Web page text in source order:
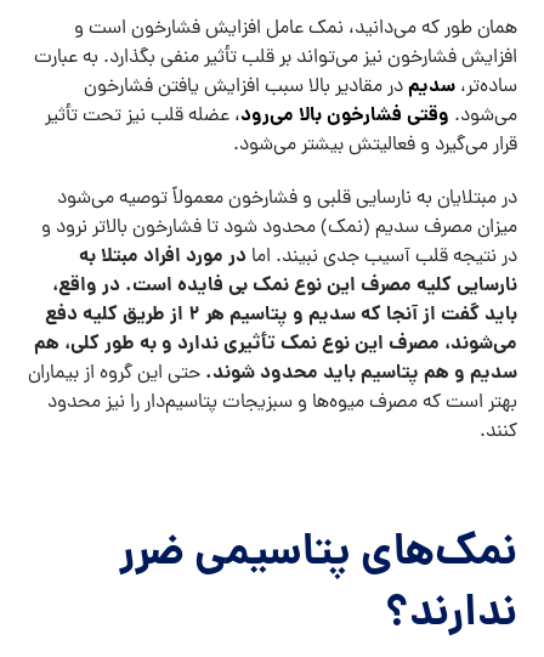
همان طور که می‌دانید، نمک عامل افزایش فشارخون است و
افزایش فشارخون نیز می‌تواند بر قلب تأثیر منفی بگذارد. به عبارت
ساده‌تر،سدیمدر مقادیر بالا سبب افزایش یافتن فشارخون
می‌شود. وقتی فشارخون بالا می‌رود، عضله قلب نیز تحت تأثیر
قرار می‌گیرد و فعالیتش بیشتر می‌شود.
در مبتلایان به نارسایی قلبی و فشارخون معمولاً توصیه می‌شود
میزان مصرف سدیم (نمک) محدود شود تا فشارخون بالاتر نرود و
در نتیجه قلب آسیب جدی نبیند. اما در مورد افراد مبتلا به
نارسایی کلیه مصرف این نوع نمک بی فایده است. در واقع،
باید گفت از آنجا که سدیم و پتاسیم هر ۲ از طریق کلیه دفع
می‌شوند، مصرف این نوع نمک تأثیری ندارد و به طور کلی، هم
سدیم و هم پتاسیم باید محدود شوند. حتی این گروه از بیماران
بهتر است که مصرف میوه‌ها و سبزیجات پتاسیم‌دار را نیز محدود
کنند.
نمک‌های پتاسیمی ضرر
ندارند؟